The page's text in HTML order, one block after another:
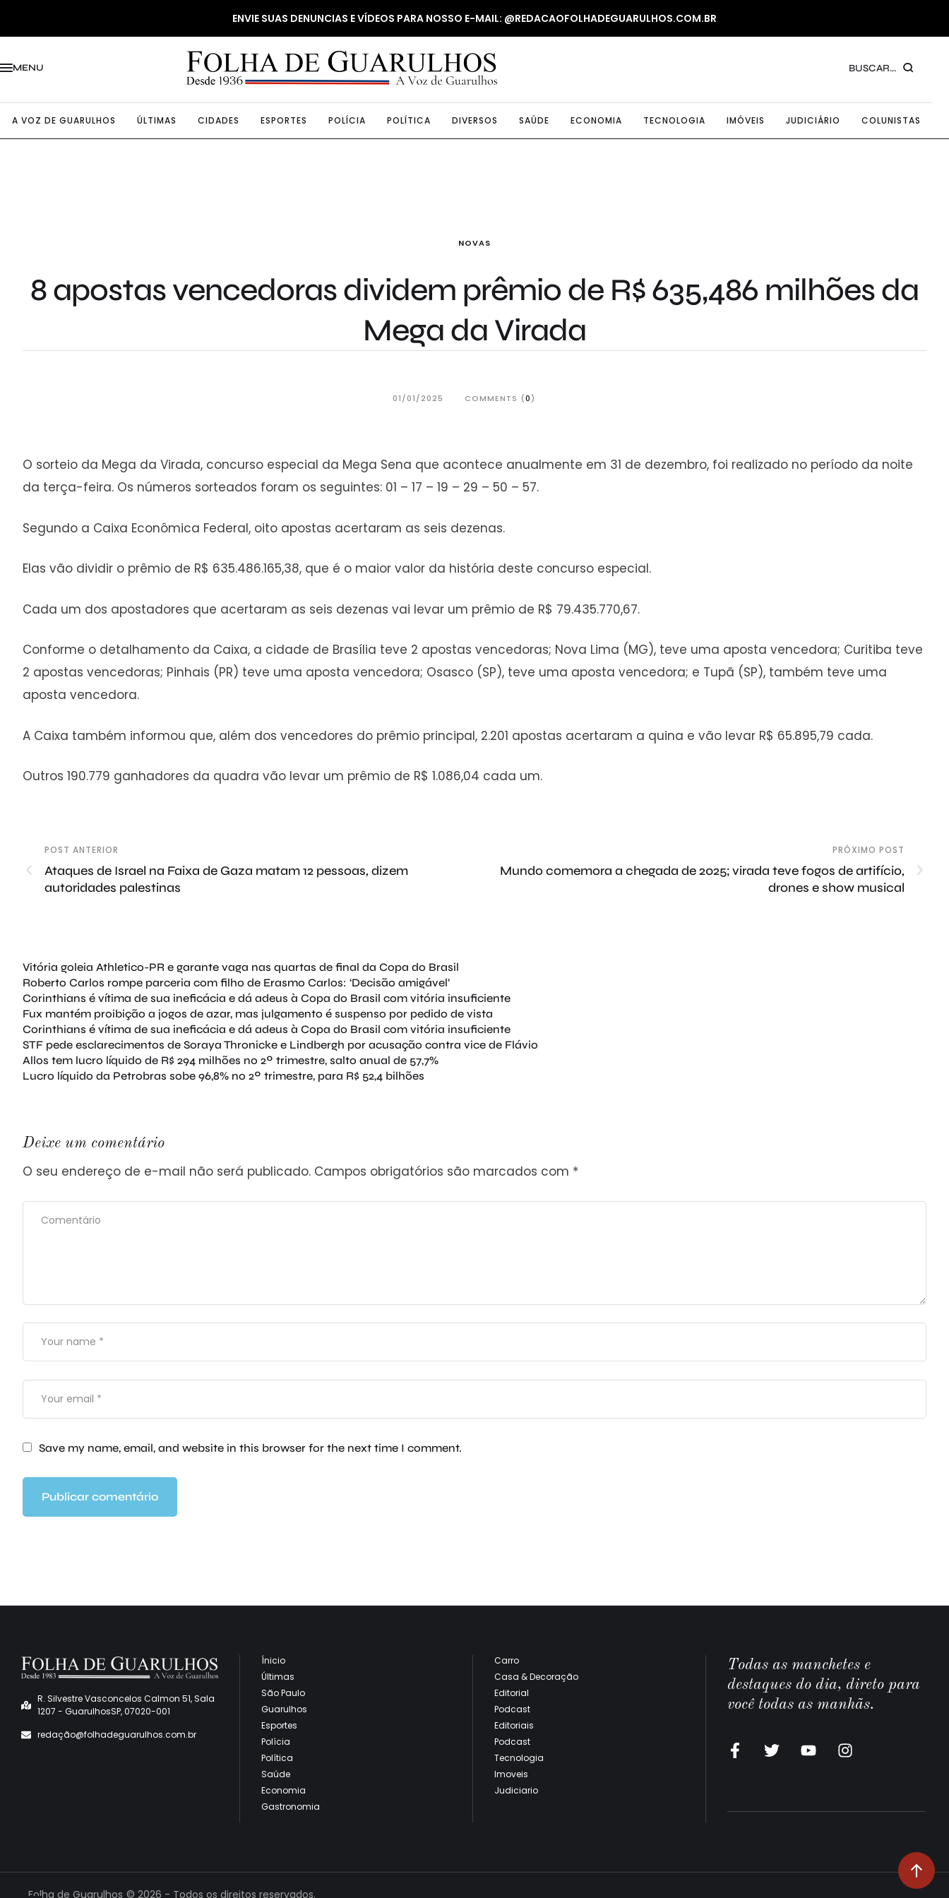
ENVIE SUAS DENUNCIAS E VÍDEOS PARA NOSSO E-MAIL: @REDACAOFOLHADEGUARULHOS.COM.BR
MENU BUSCAR...
A VOZ DE GUARULHOS ÚLTIMAS CIDADES ESPORTES POLÍCIA POLÍTICA DIVERSOS SAÚDE ECONOMIA TECNOLOGIA IMÓVEIS JUDICIÁRIO COLUNISTAS
NOVAS
8 apostas vencedoras dividem prêmio de R$ 635,486 milhões da
Mega da Virada
01/01/2025 COMMENTS (0)
O sorteio da Mega da Virada, concurso especial da Mega Sena que acontece anualmente em 31 de dezembro, foi realizado no período da noite
da terça-feira. Os números sorteados foram os seguintes: 01 – 17 – 19 – 29 – 50 – 57.
Segundo a Caixa Econômica Federal, oito apostas acertaram as seis dezenas.
Elas vão dividir o prêmio de R$ 635.486.165,38, que é o maior valor da história deste concurso especial.
Cada um dos apostadores que acertaram as seis dezenas vai levar um prêmio de R$ 79.435.770,67.
Conforme o detalhamento da Caixa, a cidade de Brasília teve 2 apostas vencedoras; Nova Lima (MG), teve uma aposta vencedora; Curitiba teve
2 apostas vencedoras; Pinhais (PR) teve uma aposta vencedora; Osasco (SP), teve uma aposta vencedora; e Tupã (SP), também teve uma
aposta vencedora.
A Caixa também informou que, além dos vencedores do prêmio principal, 2.201 apostas acertaram a quina e vão levar R$ 65.895,79 cada.
Outros 190.779 ganhadores da quadra vão levar um prêmio de R$ 1.086,04 cada um.
POST ANTERIOR
Ataques de Israel na Faixa de Gaza matam 12 pessoas, dizem
autoridades palestinas
PRÓXIMO POST
Mundo comemora a chegada de 2025; virada teve fogos de artifício,
drones e show musical
Vitória goleia Athletico-PR e garante vaga nas quartas de final da Copa do Brasil
Roberto Carlos rompe parceria com filho de Erasmo Carlos: ‘Decisão amigável’
Corinthians é vítima de sua ineficácia e dá adeus à Copa do Brasil com vitória insuficiente
Fux mantém proibição a jogos de azar, mas julgamento é suspenso por pedido de vista
Corinthians é vítima de sua ineficácia e dá adeus à Copa do Brasil com vitória insuficiente
STF pede esclarecimentos de Soraya Thronicke e Lindbergh por acusação contra vice de Flávio
Allos tem lucro líquido de R$ 294 milhões no 2º trimestre, salto anual de 57,7%
Lucro líquido da Petrobras sobe 96,8% no 2º trimestre, para R$ 52,4 bilhões
Deixe um comentário
O seu endereço de e-mail não será publicado. Campos obrigatórios são marcados com *
Save my name, email, and website in this browser for the next time I comment.
R. Silvestre Vasconcelos Calmon 51, Sala
1207 - GuarulhosSP, 07020-001
redação@folhadeguarulhos.com.br
Ínicio
Últimas
São Paulo
Guarulhos
Esportes
Polícia
Política
Saúde
Economia
Gastronomia
Carro
Casa & Decoração
Editorial
Podcast
Editoriais
Podcast
Tecnologia
Imoveis
Judiciario
Todas as manchetes e
destaques do dia, direto para
você todas as manhãs.
Folha de Guarulhos © 2026 - Todos os direitos reservados.